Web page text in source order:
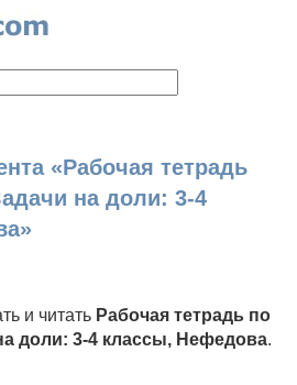
«Рабочая тетрадь
на доли: 3-4
и читать Рабочая тетрадь по
доли: 3-4 классы, Нефедова.